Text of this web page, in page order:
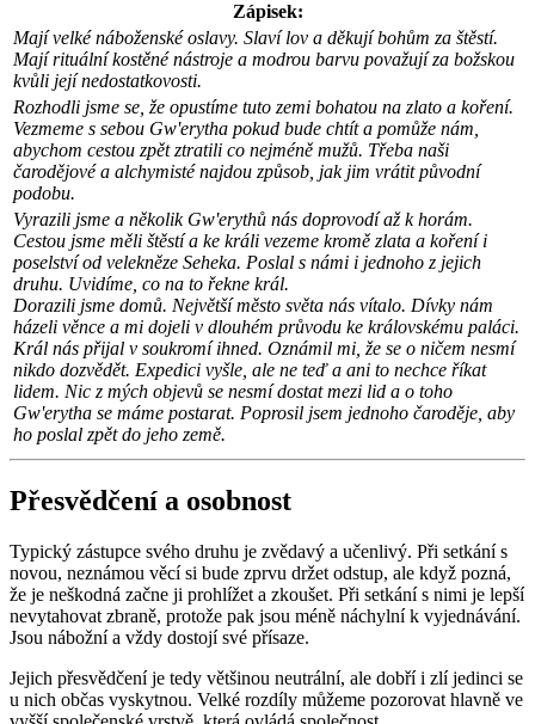
Zápisek:
Mají velké náboženské oslavy. Slaví lov a děkují bohům za štěstí.
Mají rituální kostěné nástroje a modrou barvu považují za božskou
kvůli její nedostatkovosti.
Rozhodli jsme se, že opustíme tuto zemi bohatou na zlato a koření.
Vezmeme s sebou Gw'erytha pokud bude chtít a pomůže nám,
abychom cestou zpět ztratili co nejméně mužů. Třeba naši
čarodějové a alchymisté najdou způsob, jak jim vrátit původní
podobu.
Vyrazili jsme a několik Gw'erythů nás doprovodí až k horám.
Cestou jsme měli štěstí a ke králi vezeme kromě zlata a koření i
poselství od velekněze Seheka. Poslal s námi i jednoho z jejich
druhu. Uvidíme, co na to řekne král.
Dorazili jsme domů. Největší město světa nás vítalo. Dívky nám
házeli věnce a mi dojeli v dlouhém průvodu ke královskému paláci.
Král nás přijal v soukromí ihned. Oznámil mi, že se o ničem nesmí
nikdo dozvědět. Expedici vyšle, ale ne teď a ani to nechce říkat
lidem. Nic z mých objevů se nesmí dostat mezi lid a o toho
Gw'erytha se máme postarat. Poprosil jsem jednoho čaroděje, aby
ho poslal zpět do jeho země.
Přesvědčení a osobnost
Typický zástupce svého druhu je zvědavý a učenlivý. Při setkání s
novou, neznámou věcí si bude zprvu držet odstup, ale když pozná,
že je neškodná začne ji prohlížet a zkoušet. Při setkání s nimi je lepší
nevytahovat zbraně, protože pak jsou méně náchylní k vyjednávání.
Jsou nábožní a vždy dostojí své přísaze.
Jejich přesvědčení je tedy většinou neutrální, ale dobří i zlí jedinci se
u nich občas vyskytnou. Velké rozdíly můžeme pozorovat hlavně ve